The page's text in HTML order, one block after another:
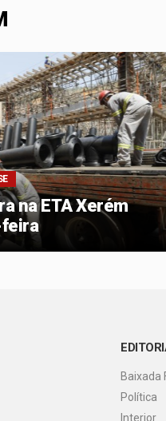
na ETA Xerém
Baixada
Política
Interior